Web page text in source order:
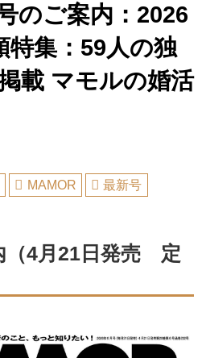
のご案内：2026
特集：59人の独
載 マモルの婚活
MAMOR 最新号
（4月21日発売 定